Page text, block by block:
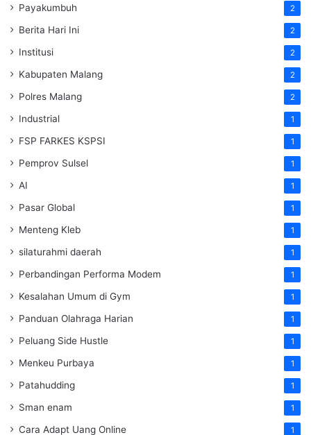
Payakumbuh 2
Berita Hari Ini 2
Institusi 2
Kabupaten Malang 2
Polres Malang 2
Industrial 1
FSP FARKES KSPSI 1
Pemprov Sulsel 1
AI 1
Pasar Global 1
Menteng Kleb 1
silaturahmi daerah 1
Perbandingan Performa Modem 1
Kesalahan Umum di Gym 1
Panduan Olahraga Harian 1
Peluang Side Hustle 1
Menkeu Purbaya 1
Patahudding 1
Sman enam 1
Cara Adapt Uang Online 1